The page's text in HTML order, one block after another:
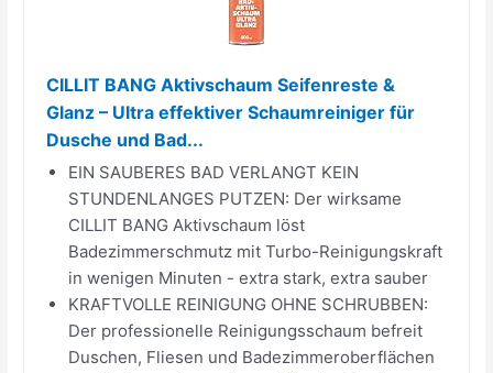
CILLIT BANG Aktivschaum Seifenreste &
Glanz – Ultra effektiver Schaumreiniger für
Dusche und Bad...
EIN SAUBERES BAD VERLANGT KEIN
STUNDENLANGES PUTZEN: Der wirksame
CILLIT BANG Aktivschaum löst
Badezimmerschmutz mit Turbo-Reinigungskraft
in wenigen Minuten - extra stark, extra sauber
KRAFTVOLLE REINIGUNG OHNE SCHRUBBEN:
Der professionelle Reinigungsschaum befreit
Duschen, Fliesen und Badezimmeroberflächen